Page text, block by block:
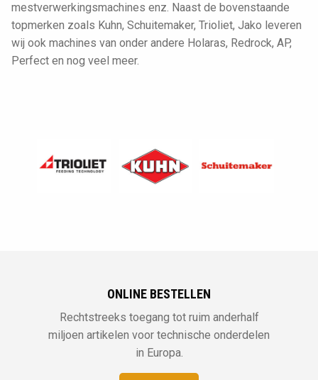
mestverwerkingsmachines enz. Naast de bovenstaande
topmerken zoals Kuhn, Schuitemaker, Trioliet, Jako leveren
wij ook machines van onder andere Holaras, Redrock, AP,
Perfect en nog veel meer.
ONLINE BESTELLEN
Rechtstreeks toegang tot ruim anderhalf
miljoen artikelen voor technische onderdelen
in Europa.